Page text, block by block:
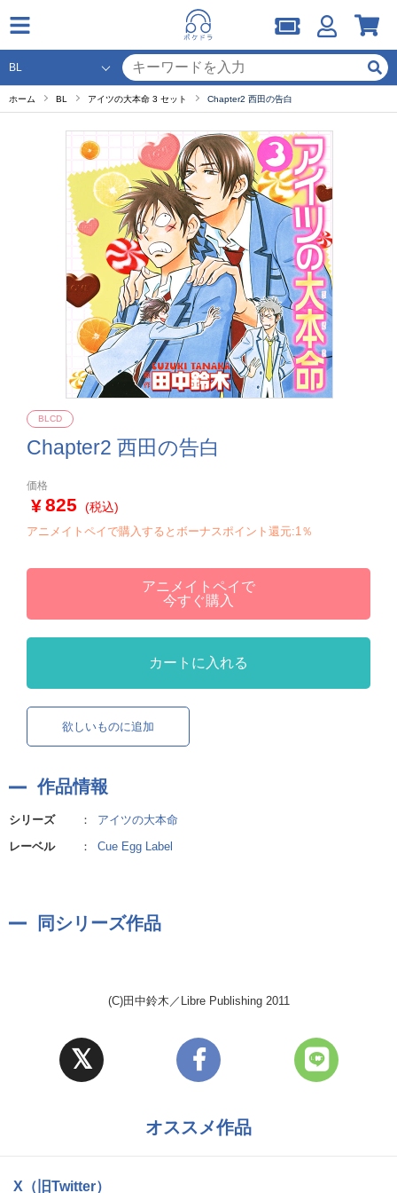
ホーム BL アイツの大本命 3 セット Chapter2 西田の告白
Chapter2 西田の告白
BLCD
価格
825 (税込)
アニメイトペイで購入するとボーナスポイント還元:1％
アニメイトペイで
今すぐ購入
カートに入れる
欲しいものに追加
作品情報
シリーズ ：
アイツの大本命
レーベル
： Cue Egg Label
同シリーズ作品
(C)田中鈴木／Libre Publishing 2011
オススメ作品
X（旧Twitter）